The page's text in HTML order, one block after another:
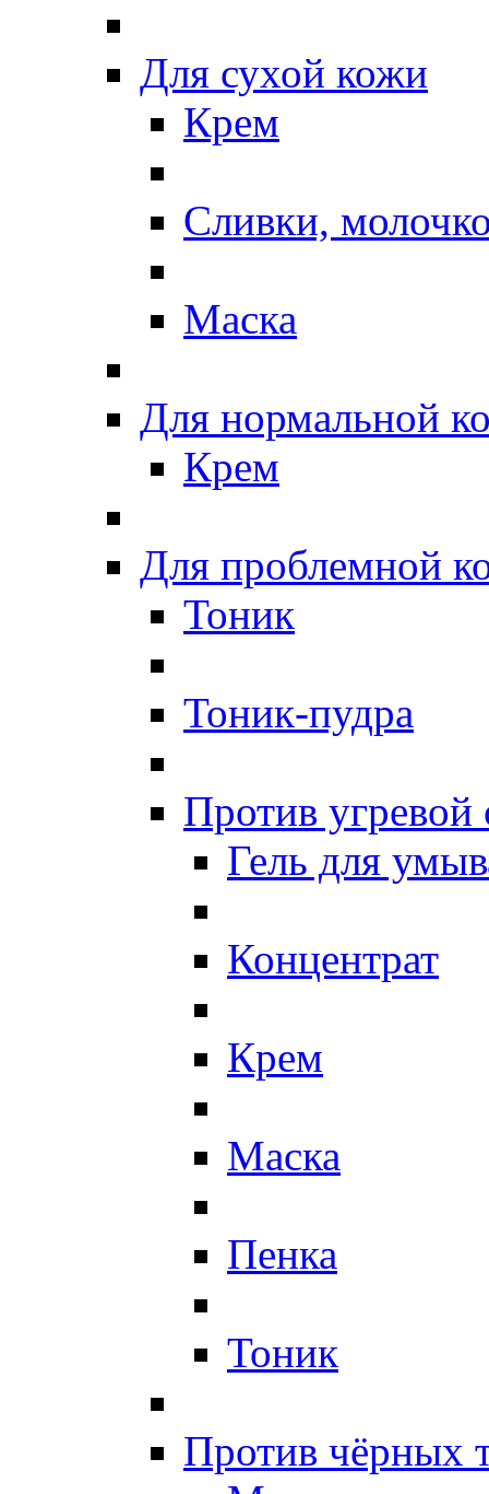
Для сухой кожи
Крем
Сливки,
Маска
Для нормальной
Крем
Для проблемной
Тоник
Тоник-пудра
Против
Гель для
Концентрат
Крем
Маска
Пенка
Тоник
Против чёрных